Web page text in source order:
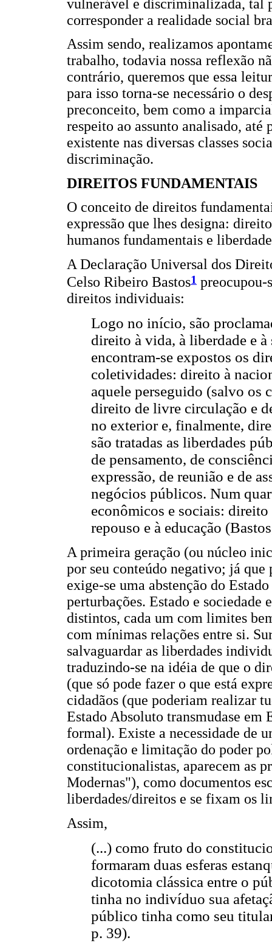
vulnerável e discriminalizada, tal
corresponder a realidade social
Assim sendo, realizamos
trabalho, todavia nossa reflexão
contrário, queremos que essa
para isso torna-se necessário o
preconceito, bem como a
respeito ao assunto analisado,
existente nas diversas classes
discriminação.
DIREITOS FUNDAMENTAIS
O conceito de direitos
expressão que lhes designa:
humanos fundamentais e
A Declaração Universal dos
Celso Ribeiro Bastos1 preocupou-
direitos individuais:
Logo no início, são
direito à vida, à liberdade e
encontram-se expostos os
coletividades: direito à
aquele perseguido (salvo os
direito de livre circulação e
no exterior e, finalmente,
são tratadas as liberdades
de pensamento, de
expressão, de reunião e de
negócios públicos. Num
econômicos e sociais:
repouso e à educação
A primeira geração (ou núcleo
por seu conteúdo negativo; já que
exige-se uma abstenção do
perturbações. Estado e sociedade
distintos, cada um com limites
com mínimas relações entre si.
salvaguardar as liberdades
traduzindo-se na idéia de que o
(que só pode fazer o que está
cidadãos (que poderiam realizar
Estado Absoluto transmudase
formal). Existe a necessidade de
ordenação e limitação do poder
constitucionalistas, aparecem as
Modernas"), como documentos
liberdades/direitos e se fixam os
Assim,
(...) como fruto do
formaram duas esferas
dicotomia clássica entre o
tinha no indivíduo sua
público tinha como seu
p. 39).